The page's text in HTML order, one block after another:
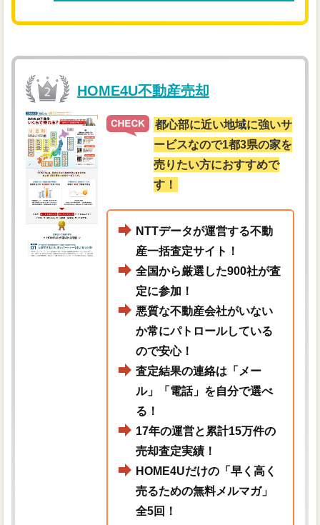
HOME4U不動産売却
都心部に近い地域に強いサ
ービスなので1都3県の家を
売りたい方におすすめで
す！
NTTデータが運営する不動
産一括査定サイト！
全国から厳選した900社が査
定に参加！
悪質な不動産会社がいない
か常にパトロールしている
ので安心！
査定結果の連絡は「メー
ル」「電話」を自分で選べ
る！
17年の運営と累計15万件の
売却査定実績！
HOME4Uだけの「早く高く
売るための無料メルマガ」
全5回！